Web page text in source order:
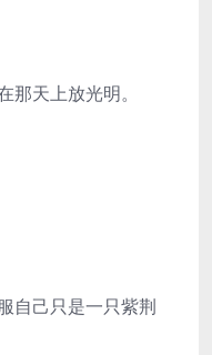
天上放光明。
自己只是一只紫荆